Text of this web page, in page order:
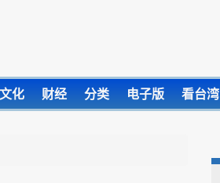
文化 财经 分类 电子版 看台湾